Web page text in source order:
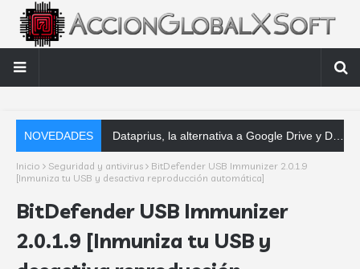
NOVEDADES Dataprius, la alternativa a Google Drive y Dropbox que las empresas deberían conocer
Inicio Seguridad y antivirus
BitDefender USB Immunizer 2.0.1.9
[Inmuniza tu USB y desactiva reproducción automática]
BitDefender USB Immunizer
2.0.1.9 [Inmuniza tu USB y